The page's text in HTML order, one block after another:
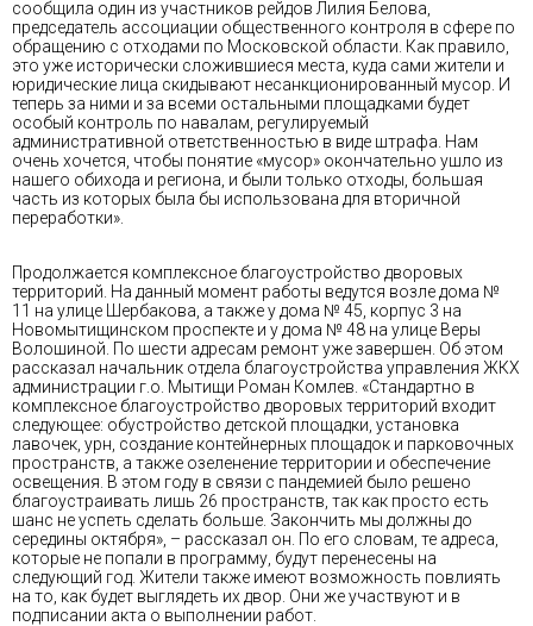
сообщила один из участников рейдов Лилия Белова,
председатель ассоциации общественного контроля в сфере по
обращению с отходами по Московской области. Как правило,
это уже исторически сложившиеся места, куда сами жители и
юридические лица скидывают несанкционированный мусор. И
теперь за ними и за всеми остальными площадками будет
особый контроль по навалам, регулируемый
административной ответственностью в виде штрафа. Нам
очень хочется, чтобы понятие «мусор» окончательно ушло из
нашего обихода и региона, и были только отходы, большая
часть из которых была бы использована для вторичной
переработки».
Продолжается комплексное благоустройство дворовых
территорий. На данный момент работы ведутся возле дома №
11 на улице Шербакова, а также у дома № 45, корпус 3 на
Новомытищинском проспекте и у дома № 48 на улице Веры
Волошиной. По шести адресам ремонт уже завершен. Об этом
рассказал начальник отдела благоустройства управления ЖКХ
администрации г.о. Мытищи Роман Комлев. «Стандартно в
комплексное благоустройство дворовых территорий входит
следующее: обустройство детской площадки, установка
лавочек, урн, создание контейнерных площадок и парковочных
пространств, а также озеленение территории и обеспечение
освещения. В этом году в связи с пандемией было решено
благоустраивать лишь 26 пространств, так как просто есть
шанс не успеть сделать больше. Закончить мы должны до
середины октября», – рассказал он. По его словам, те адреса,
которые не попали в программу, будут перенесены на
следующий год. Жители также имеют возможность повлиять
на то, как будет выглядеть их двор. Они же участвуют и в
подписании акта о выполнении работ.